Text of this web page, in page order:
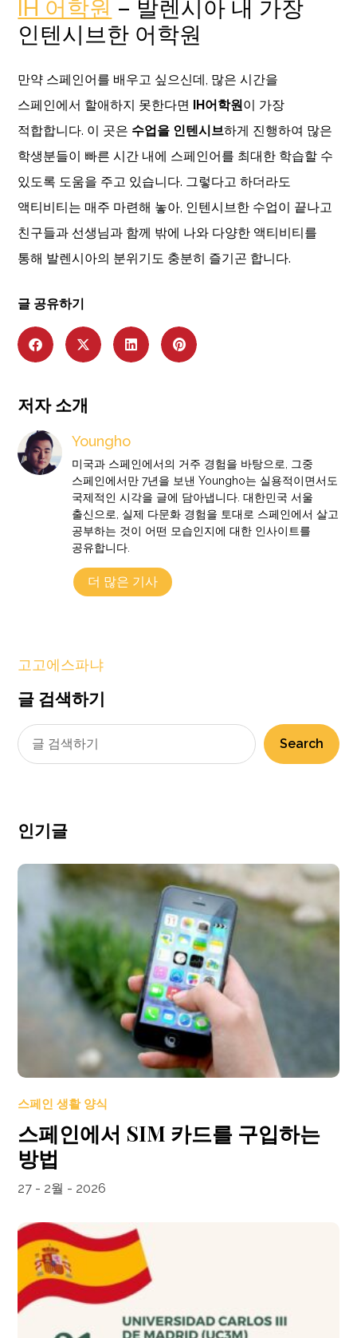
IH 어학원 – 발렌시아 내 가장
인텐시브한 어학원
만약 스페인어를 배우고 싶으신데, 많은 시간을
스페인에서 할애하지 못한다면
IH어학원이 가장
적합합니다. 이 곳은 수업을 인텐시브하게 진행하여 많은
학생분들이 빠른 시간 내에 스페인어를 최대한 학습할 수
있도록 도움을 주고 있습니다. 그렇다고 하더라도
액티비티는 매주 마련해 놓아, 인텐시브한 수업이 끝나고
친구들과 선생님과 함께 밖에 나와 다양한 액티비티를
통해 발렌시아의 분위기도 충분히 즐기곤 합니다.
글 공유하기
저자 소개
Youngho
미국과 스페인에서의 거주 경험을 바탕으로, 그중
스페인에서만 7년을 보낸 Youngho는 실용적이면서도
국제적인 시각을 글에 담아냅니다. 대한민국 서울
출신으로, 실제 다문화 경험을 토대로 스페인에서 살고
공부하는 것이 어떤 모습인지에 대한 인사이트를
공유합니다.
더 많은 기사
고고에스파냐
글 검색하기
Search
인기글
스페인 생활 양식
스페인에서 SIM 카드를 구입하는
방법
27 - 2월 - 2026